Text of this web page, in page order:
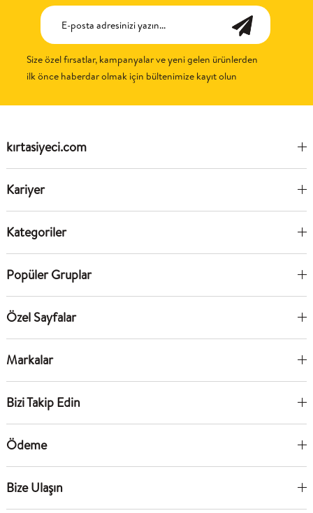
Size özel fırsatlar, kampanyalar ve yeni gelen ürünlerden
ilk önce haberdar olmak için bültenimize kayıt olun
kırtasiyeci.com
Kariyer
Kategoriler
Popüler Gruplar
Özel Sayfalar
Markalar
Bizi Takip Edin
Ödeme
Bize Ulaşın